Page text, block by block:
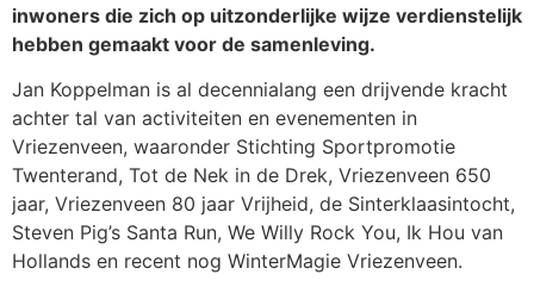
inwoners die zich op uitzonderlijke wijze verdienstelijk
hebben gemaakt voor de samenleving.
Jan Koppelman is al decennialang een drijvende kracht
achter tal van activiteiten en evenementen in
Vriezenveen, waaronder Stichting Sportpromotie
Twenterand, Tot de Nek in de Drek, Vriezenveen 650
jaar, Vriezenveen 80 jaar Vrijheid, de Sinterklaasintocht,
Steven Pig’s Santa Run, We Willy Rock You, Ik Hou van
Hollands en recent nog WinterMagie Vriezenveen.